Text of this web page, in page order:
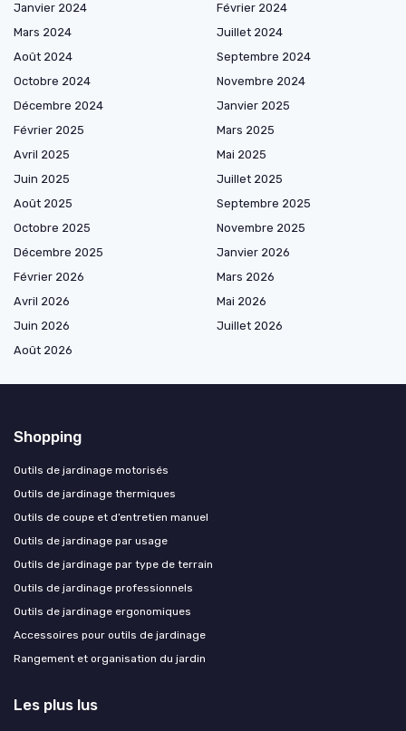
Janvier 2024
Février 2024
Mars 2024
Juillet 2024
Août 2024
Septembre 2024
Octobre 2024
Novembre 2024
Décembre 2024
Janvier 2025
Février 2025
Mars 2025
Avril 2025
Mai 2025
Juin 2025
Juillet 2025
Août 2025
Septembre 2025
Octobre 2025
Novembre 2025
Décembre 2025
Janvier 2026
Février 2026
Mars 2026
Avril 2026
Mai 2026
Juin 2026
Juillet 2026
Août 2026
Shopping
Outils de jardinage motorisés
Outils de jardinage thermiques
Outils de coupe et d’entretien manuel
Outils de jardinage par usage
Outils de jardinage par type de terrain
Outils de jardinage professionnels
Outils de jardinage ergonomiques
Accessoires pour outils de jardinage
Rangement et organisation du jardin
Les plus lus